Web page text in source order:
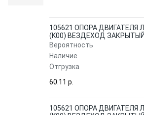
105621 ОПОРА ДВИГАТЕЛЯ
(K00) ВЕЗДЕХОД ЗАКРЫТЫЙ
Вероятность
Наличие
Отгрузка
60.11 p.
105621 ОПОРА ДВИГАТЕЛЯ